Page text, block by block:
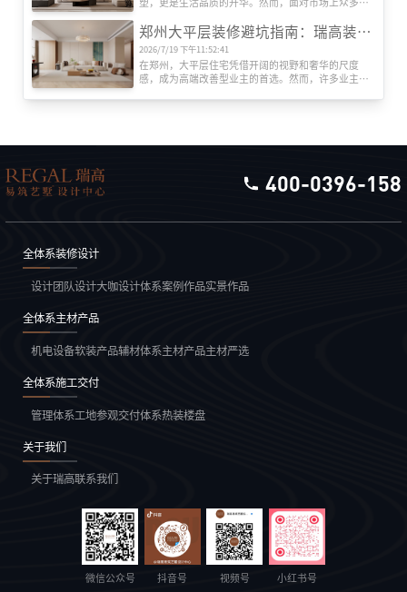
塑，更是生活品质的升华。然而，面对市场上众多装
文以郑州知名品牌瑞高装饰为例，结合行业经验，为
郑州大平层装修避坑指南：瑞高装饰教你绕开6大鸡肋设计‌
2026/7/19 下午11:52:41
在郑州，大平层住宅凭借开阔的视野和奢华的尺度
感，成为高端改善型业主的首选。然而，许多业主在
400-0396-158
全体系装修设计
设计团队设计大咖设计体系案例作品实景作品
全体系主材产品
机电设备软装产品辅材体系主材产品主材严选
全体系施工交付
管理体系工地参观交付体系热装楼盘
关于我们
关于瑞高联系我们
微信公众号 抖音号 视频号 小红书号